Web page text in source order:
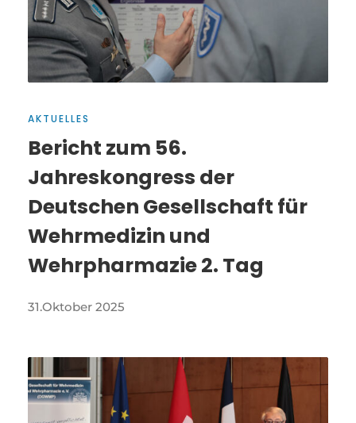
AKTUELLES
Bericht zum 56.
Jahreskongress der
Deutschen Gesellschaft für
Wehrmedizin und
Wehrpharmazie 2. Tag
31.Oktober 2025